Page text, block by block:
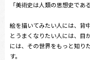
「美術史は人類の思想史である
絵を描いてみたい人には、背
とうまくなりたい人には、目
には、その世界をもっと知り
す。